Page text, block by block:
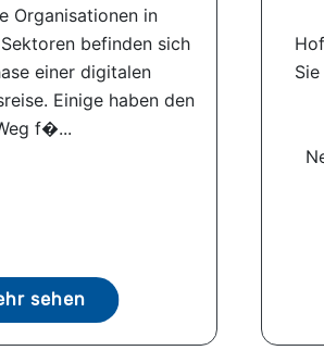
Organisationen in
befinden sich
einer digitalen
Einige haben den
f�...
sehen